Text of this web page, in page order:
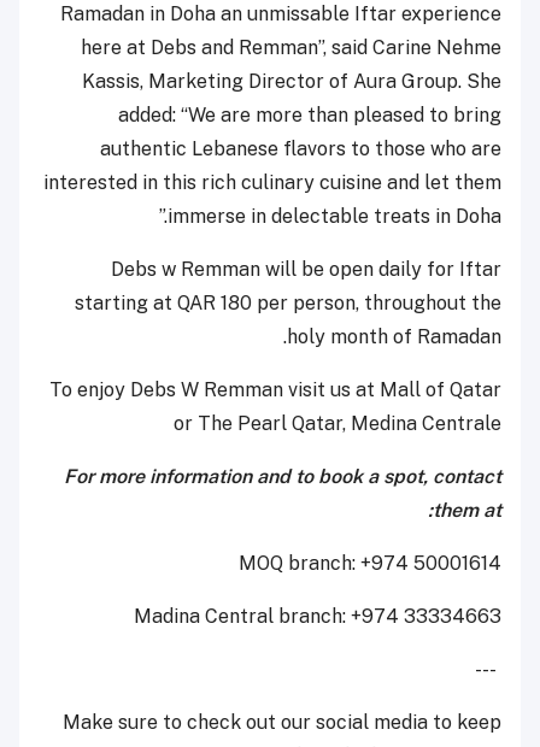
Ramadan in Doha an unmissable Iftar experience
here at Debs and Remman”, said Carine Nehme
Kassis, Marketing Director of Aura Group. She
added: “We are more than pleased to bring
authentic Lebanese flavors to those who are
interested in this rich culinary cuisine and let them
immerse in delectable treats in Doha.”
Debs w Remman will be open daily for Iftar
starting at QAR 180 per person, throughout the
holy month of Ramadan.
To enjoy Debs W Remman visit us at Mall of Qatar
or The Pearl Qatar, Medina Centrale
For more information and to book a spot, contact
them at:
MOQ branch: +974 50001614
Madina Central branch: +974 33334663
---
Make sure to check out our social media to keep